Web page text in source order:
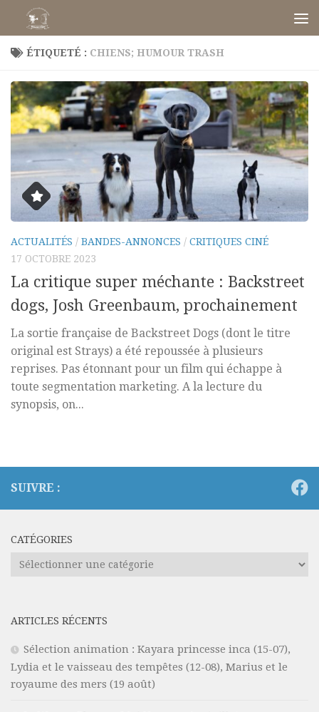
Skip to content
ÉTIQUETÉ : CHIENS; HUMOUR TRASH
ACTUALITÉS / BANDES-ANNONCES / CRITIQUES CINÉ
17 OCTOBRE 2023
La critique super méchante : Backstreet
dogs, Josh Greenbaum, prochainement
La sortie française de Backstreet Dogs (dont le titre
original est Strays) a été repoussée à plusieurs
reprises. Pas étonnant pour un film qui échappe à
toute segmentation marketing. A la lecture du
synopsis, on...
SUIVRE :
CATÉGORIES
Catégories
ARTICLES RÉCENTS
Sélection animation : Kayara princesse inca (15-07),
Lydia et le vaisseau des tempêtes (12-08), Marius et le
royaume des mers (19 août)